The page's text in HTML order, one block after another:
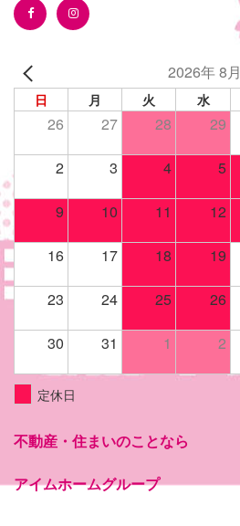
2026年 8月
日 月 火 水
26 27 28 29
2 3 4 5
9 10 11 12
16 17 18 19
23 24 25 26
30 31 1 2
定休日
不動産・住まいのことなら
アイムホームグループ